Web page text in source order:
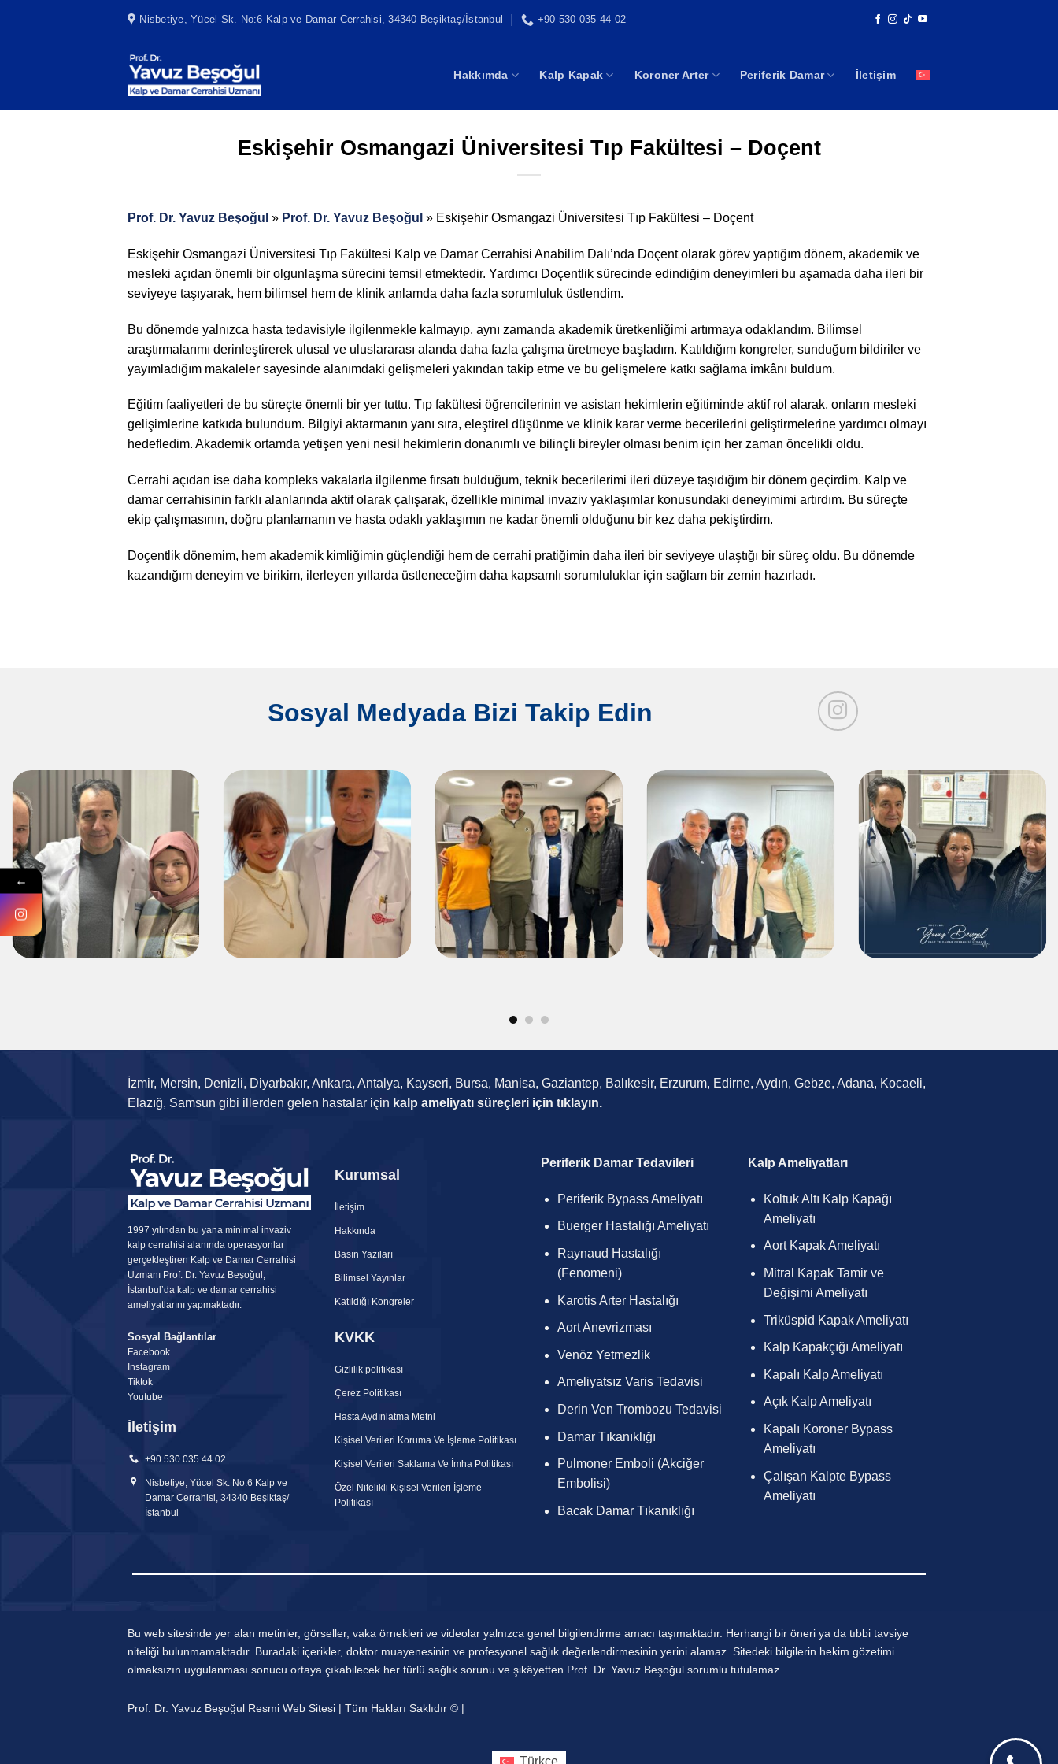
Nisbetiye, Yücel Sk. No:6 Kalp ve Damar Cerrahisi, 34340 Beşiktaş/İstanbul +90 530 035 44 02
Hakkımda Kalp Kapak Koroner Arter Periferik Damar İletişim
Eskişehir Osmangazi Üniversitesi Tıp Fakültesi – Doçent
Prof. Dr. Yavuz Beşoğul » Prof. Dr. Yavuz Beşoğul » Eskişehir Osmangazi Üniversitesi Tıp Fakültesi – Doçent
Eskişehir Osmangazi Üniversitesi Tıp Fakültesi Kalp ve Damar Cerrahisi Anabilim Dalı’nda Doçent olarak görev yaptığım dönem, akademik ve
mesleki açıdan önemli bir olgunlaşma sürecini temsil etmektedir. Yardımcı Doçentlik sürecinde edindiğim deneyimleri bu aşamada daha ileri bir
seviyeye taşıyarak, hem bilimsel hem de klinik anlamda daha fazla sorumluluk üstlendim.
Bu dönemde yalnızca hasta tedavisiyle ilgilenmekle kalmayıp, aynı zamanda akademik üretkenliğimi artırmaya odaklandım. Bilimsel
araştırmalarımı derinleştirerek ulusal ve uluslararası alanda daha fazla çalışma üretmeye başladım. Katıldığım kongreler, sunduğum bildiriler ve
yayımladığım makaleler sayesinde alanımdaki gelişmeleri yakından takip etme ve bu gelişmelere katkı sağlama imkânı buldum.
Eğitim faaliyetleri de bu süreçte önemli bir yer tuttu. Tıp fakültesi öğrencilerinin ve asistan hekimlerin eğitiminde aktif rol alarak, onların mesleki
gelişimlerine katkıda bulundum. Bilgiyi aktarmanın yanı sıra, eleştirel düşünme ve klinik karar verme becerilerini geliştirmelerine yardımcı olmayı
hedefledim. Akademik ortamda yetişen yeni nesil hekimlerin donanımlı ve bilinçli bireyler olması benim için her zaman öncelikli oldu.
Cerrahi açıdan ise daha kompleks vakalarla ilgilenme fırsatı bulduğum, teknik becerilerimi ileri düzeye taşıdığım bir dönem geçirdim. Kalp ve
damar cerrahisinin farklı alanlarında aktif olarak çalışarak, özellikle minimal invaziv yaklaşımlar konusundaki deneyimimi artırdım. Bu süreçte
ekip çalışmasının, doğru planlamanın ve hasta odaklı yaklaşımın ne kadar önemli olduğunu bir kez daha pekiştirdim.
Doçentlik dönemim, hem akademik kimliğimin güçlendiği hem de cerrahi pratiğimin daha ileri bir seviyeye ulaştığı bir süreç oldu. Bu dönemde
kazandığım deneyim ve birikim, ilerleyen yıllarda üstleneceğim daha kapsamlı sorumluluklar için sağlam bir zemin hazırladı.
Sosyal Medyada Bizi Takip Edin
İzmir, Mersin, Denizli, Diyarbakır, Ankara, Antalya, Kayseri, Bursa, Manisa, Gaziantep, Balıkesir, Erzurum, Edirne, Aydın, Gebze, Adana, Kocaeli,
Elazığ, Samsun gibi illerden gelen hastalar için kalp ameliyatı süreçleri için tıklayın.
1997 yılından bu yana minimal invaziv
kalp cerrahisi alanında operasyonlar
gerçekleştiren Kalp ve Damar Cerrahisi
Uzmanı Prof. Dr. Yavuz Beşoğul,
İstanbul’da kalp ve damar cerrahisi
ameliyatlarını yapmaktadır.
Sosyal Bağlantılar
Facebook
Instagram
Tiktok
Youtube
İletişim
+90 530 035 44 02
Nisbetiye, Yücel Sk. No:6 Kalp ve
Damar Cerrahisi, 34340 Beşiktaş/
İstanbul
Kurumsal
İletişim
Hakkında
Basın Yazıları
Bilimsel Yayınlar
Katıldığı Kongreler
KVKK
Gizlilik politikası
Çerez Politikası
Hasta Aydınlatma Metni
Kişisel Verileri Koruma Ve İşleme Politikası
Kişisel Verileri Saklama Ve İmha Politikası
Özel Nitelikli Kişisel Verileri İşleme
Politikası
Periferik Damar Tedavileri
Periferik Bypass Ameliyatı
Buerger Hastalığı Ameliyatı
Raynaud Hastalığı
(Fenomeni)
Karotis Arter Hastalığı
Aort Anevrizması
Venöz Yetmezlik
Ameliyatsız Varis Tedavisi
Derin Ven Trombozu Tedavisi
Damar Tıkanıklığı
Pulmoner Emboli (Akciğer
Embolisi)
Bacak Damar Tıkanıklığı
Kalp Ameliyatları
Koltuk Altı Kalp Kapağı
Ameliyatı
Aort Kapak Ameliyatı
Mitral Kapak Tamir ve
Değişimi Ameliyatı
Triküspid Kapak Ameliyatı
Kalp Kapakçığı Ameliyatı
Kapalı Kalp Ameliyatı
Açık Kalp Ameliyatı
Kapalı Koroner Bypass
Ameliyatı
Çalışan Kalpte Bypass
Ameliyatı
Bu web sitesinde yer alan metinler, görseller, vaka örnekleri ve videolar yalnızca genel bilgilendirme amacı taşımaktadır. Herhangi bir öneri ya da tıbbi tavsiye
niteliği bulunmamaktadır. Buradaki içerikler, doktor muayenesinin ve profesyonel sağlık değerlendirmesinin yerini alamaz. Sitedeki bilgilerin hekim gözetimi
olmaksızın uygulanması sonucu ortaya çıkabilecek her türlü sağlık sorunu ve şikâyetten Prof. Dr. Yavuz Beşoğul sorumlu tutulamaz.
Prof. Dr. Yavuz Beşoğul Resmi Web Sitesi | Tüm Hakları Saklıdır © |
Türkçe
←